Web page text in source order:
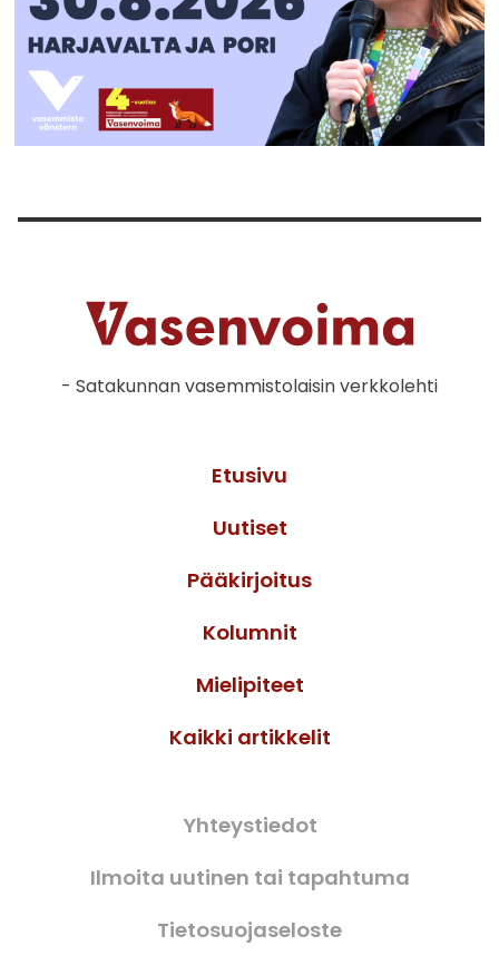
- Satakunnan vasemmistolaisin verkkolehti
Etusivu
Uutiset
Pääkirjoitus
Kolumnit
Mielipiteet
Kaikki artikkelit
Yhteystiedot
Ilmoita uutinen tai tapahtuma
Tietosuojaseloste